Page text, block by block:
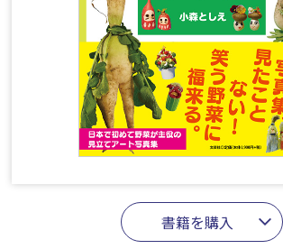
書籍を購入